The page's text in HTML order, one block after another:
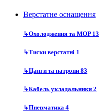
Верстатне оснащення
↳Охолодження та MOP 13
↳Тиски верстатні 1
↳Цанги та патрони 83
↳Кабель укладальники 2
↳Пневматика 4